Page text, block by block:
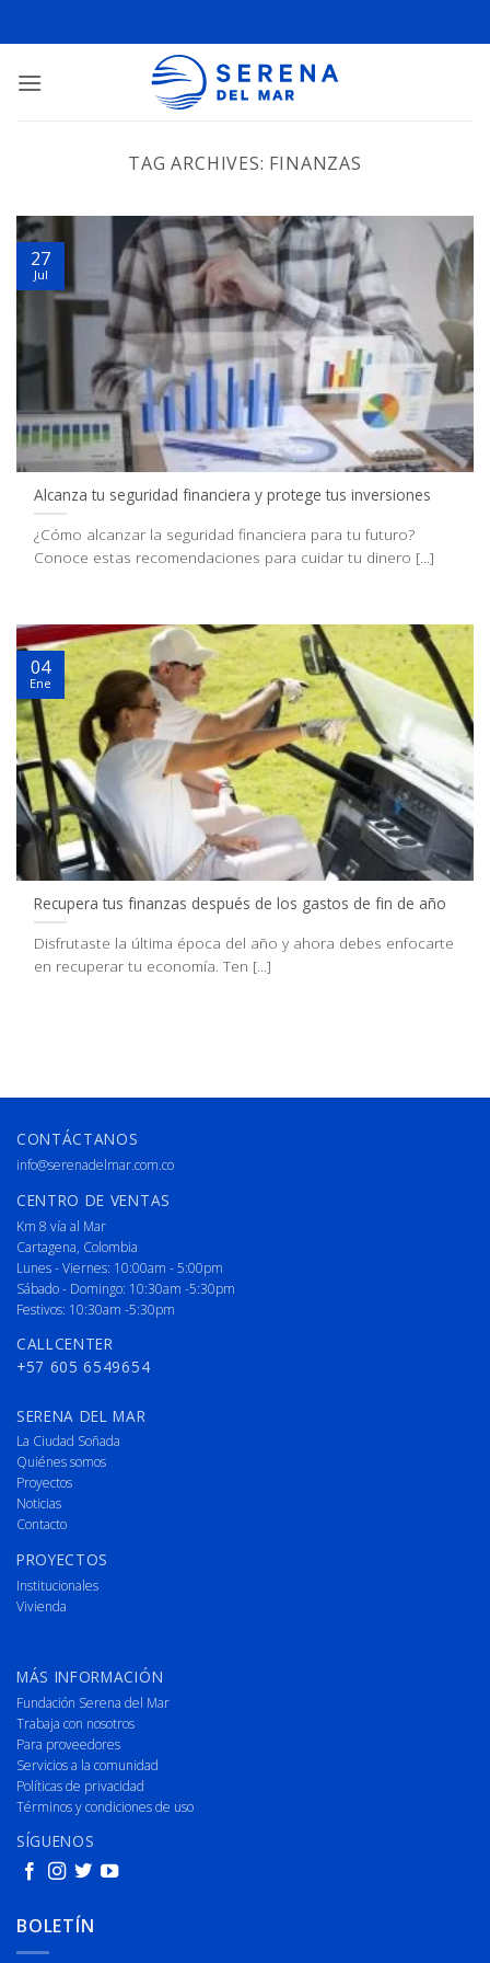
TAG ARCHIVES: FINANZAS
Alcanza tu seguridad financiera y protege tus inversiones
¿Cómo alcanzar la seguridad financiera para tu futuro?
Conoce estas recomendaciones para cuidar tu dinero [...]
27
Jul
Recupera tus finanzas después de los gastos de fin de año
Disfrutaste la última época del año y ahora debes enfocarte
en recuperar tu economía. Ten [...]
04
Ene
CONTÁCTANOS
info@serenadelmar.com.co
CENTRO DE VENTAS
Km 8 vía al Mar
Cartagena, Colombia
Lunes - Viernes: 10:00am - 5:00pm
Sábado - Domingo: 10:30am -5:30pm
Festivos: 10:30am -5:30pm
CALLCENTER
+57 605 6549654
SERENA DEL MAR
La Ciudad Soñada
Quiénes somos
Proyectos
Noticias
Contacto
PROYECTOS
Institucionales
Vivienda
MÁS INFORMACIÓN
Fundación Serena del Mar
Trabaja con nosotros
Para proveedores
Servicios a la comunidad
Políticas de privacidad
Términos y condiciones de uso
SÍGUENOS
BOLETÍN